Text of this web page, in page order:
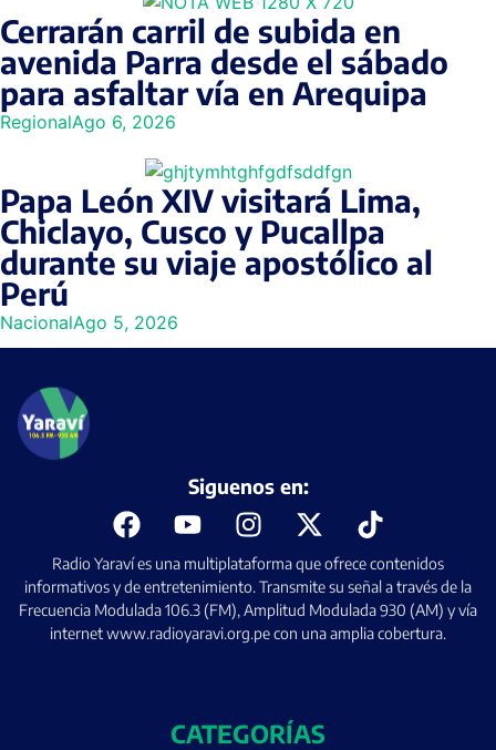
Cerrarán carril de subida en
avenida Parra desde el sábado
para asfaltar vía en Arequipa
RegionalAgo 6, 2026
Papa León XIV visitará Lima,
Chiclayo, Cusco y Pucallpa
durante su viaje apostólico al
Perú
NacionalAgo 5, 2026
Radio Yaraví es una multiplataforma que ofrece contenidos
informativos y de entretenimiento. Transmite su señal a través de la
Frecuencia Modulada 106.3 (FM), Amplitud Modulada 930 (AM) y vía
internet www.radioyaravi.org.pe con una amplia cobertura.
Siguenos en:
CATEGORÍAS